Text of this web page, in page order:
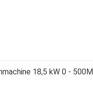
18,5 kW 0 -